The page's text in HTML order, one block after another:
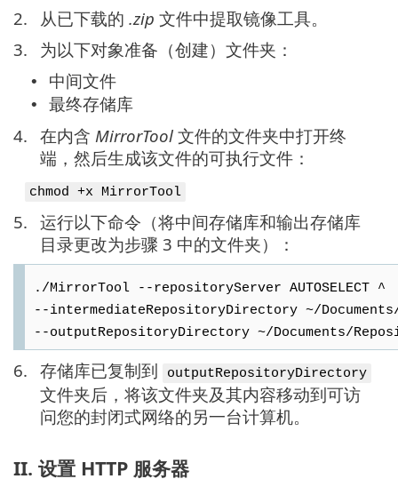
2.
从已下载的 .zip 文件中提取镜像工具。
3.
为以下对象准备（创建）文件夹：
• 中间文件
•
最终存储库
4. 在内含 MirrorTool 文件的文件夹中打开终
端，然后生成该文件的可执行文件：
chmod +x MirrorTool
5. 运行以下命令（将中间存储库和输出存储库
目录更改为步骤 3 中的文件夹）：
./MirrorTool --repositoryServer AUTOSELECT ^
--intermediateRepositoryDirectory ~/
--outputRepositoryDirectory ~/Documents/
6. 存储库已复制到 outputRepositoryDirectory
文件夹后，将该文件夹及其内容移动到可访
问您的封闭式网络的另一台计算机。
II. 设置 HTTP 服务器